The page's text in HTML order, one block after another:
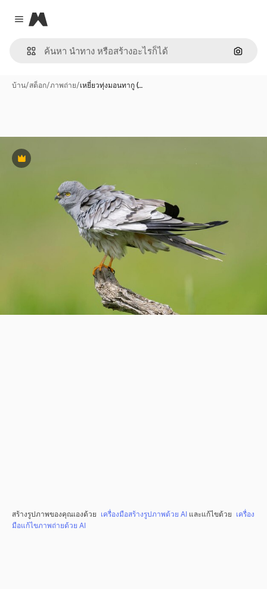
Close menu
Magnific
ค้นหา
บ้าน/สต็อก/ภาพถ่าย/เหยี่ยวทุ่งมอนทากู (…
พรีเมี่ยม
สร้างรูปภาพของคุณเองด้วย เครื่องมือสร้างรูปภาพด้วย AI และแก้ไขด้วย เครื่อง
มือแก้ไขภาพถ่ายด้วย AI